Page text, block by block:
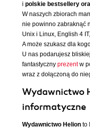
i polskie bestsellery
W naszych zbiorach
nie powinno zabraknąć
Unix i Linux, English 4
A może szukasz dla
U nas podarujesz
fantastyczny prezentw
wraz z dołączoną do
Wydawnictwo
informatyczne
Wydawnictwo Helion to